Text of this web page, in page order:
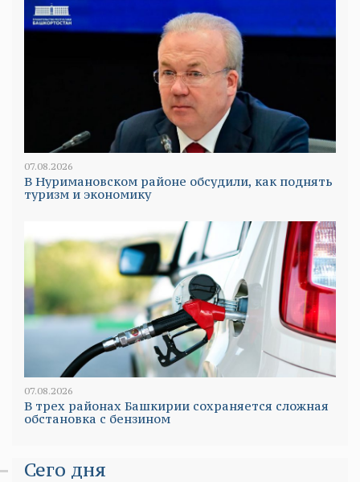
07.08.2026
В Нуримановском районе обсудили, как поднять
туризм и экономику
07.08.2026
В трех районах Башкирии сохраняется сложная
обстановка с бензином
Сего дня